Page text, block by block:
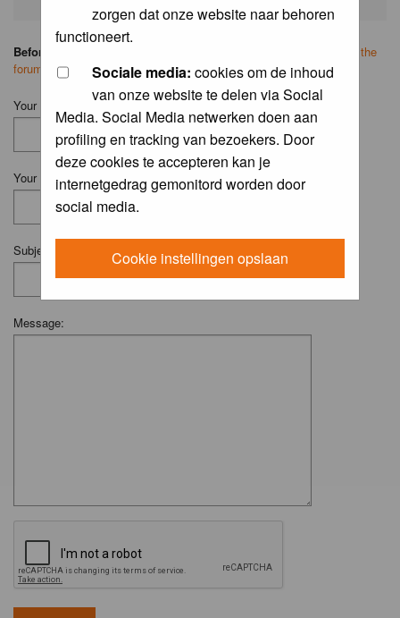
zorgen dat onze website naar behoren
functioneert.
Sociale media: cookies om de inhoud
van onze website te delen via Social
Media. Social Media netwerken doen aan
profiling en tracking van bezoekers. Door
deze cookies te accepteren kan je
internetgedrag gemonitord worden door
social media.
Cookie instellingen opslaan
Before you ask your question:
search on the
forum
first.
Your Name (Fill in your username if you have one):
Your Email:
Subject:
Message: